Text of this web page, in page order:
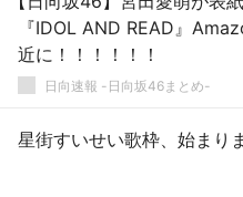
『IDOL AND READ』
近に！！！！！！
日向速報 -日向坂46まとめ-
星街すいせい歌枠、始まり